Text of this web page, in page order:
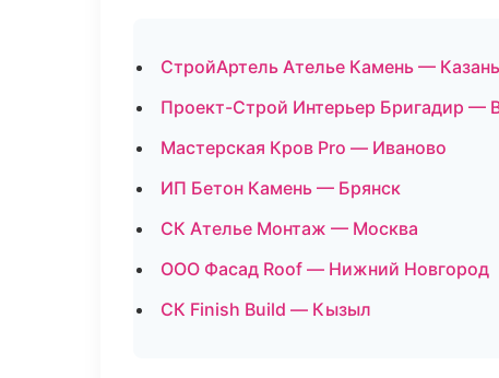
СтройАртель Ателье Камень — Казань
Проект-Строй Интерьер Бригадир —
Мастерская Кров Pro — Иваново
ИП Бетон Камень — Брянск
СК Ателье Монтаж — Москва
ООО Фасад Roof — Нижний Новгород
СК Finish Build — Кызыл